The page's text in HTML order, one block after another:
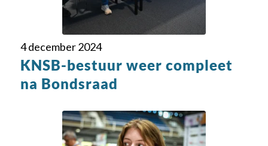
4 december 2024
KNSB-bestuur weer compleet
na Bondsraad